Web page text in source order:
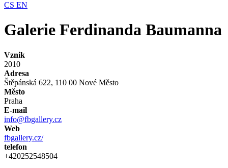
CS EN
Galerie Ferdinanda Baumanna
Vznik
2010
Adresa
Štěpánská 622, 110 00 Nové Město
Město
Praha
E-mail
info@fbgallery.cz
Web
fbgallery.cz/
telefon
+420252548504